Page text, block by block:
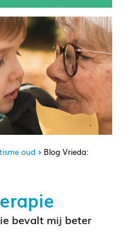
oud
Blog Vrieda:
bevalt mij beter